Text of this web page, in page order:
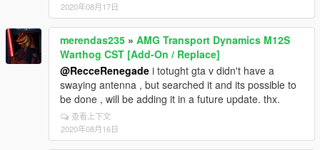
2020年08月17日
merendas235 » AMG Transport Dynamics M12S
Warthog CST [Add-On / Replace]
@RecceRenegade i totught gta v didn't have a
swaying antenna , but searched it and its possible to
be done , will be adding it in a future update. thx.
查看上下文
2020年08月16日